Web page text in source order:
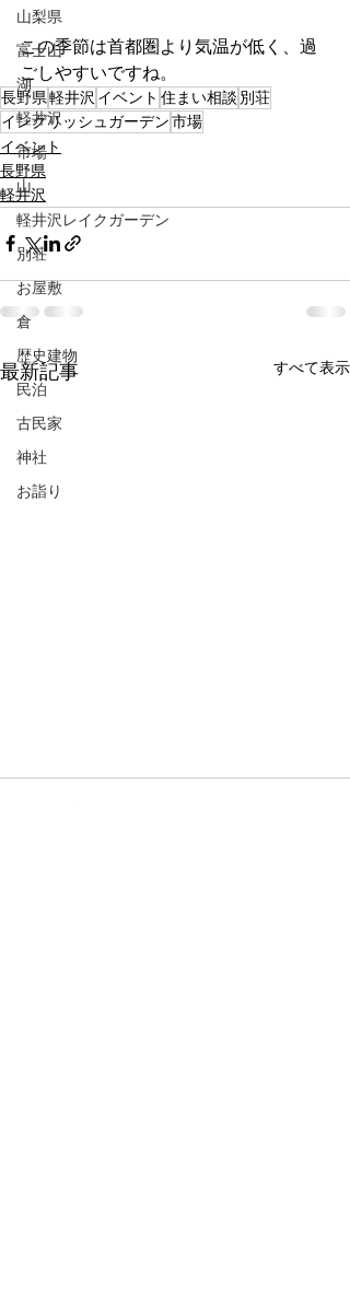
山梨県
富士山
湖
軽井沢
市場
山
軽井沢レイクガーデン
別荘
お屋敷
倉
歴史建物
民泊
古民家
神社
お詣り
この季節は首都圏より気温が低く、過
ごしやすいですね。
長野県軽井沢 イベント 住まい相談 別荘
イングリッシュガーデン市場
イベント
長野県
軽井沢
最新記事 すべて表示